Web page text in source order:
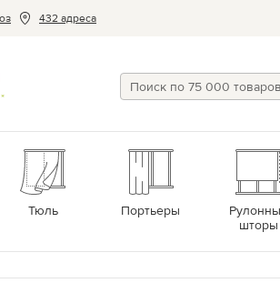
432 адреса
Тюль Портьеры
шторы